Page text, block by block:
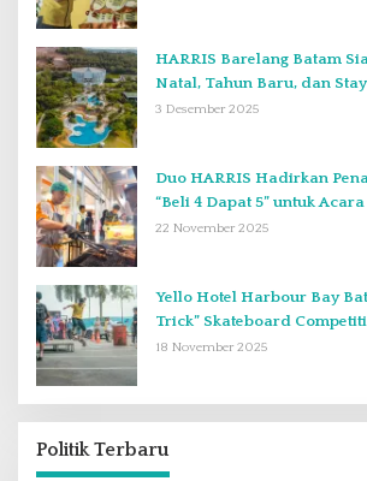
HARRIS Barelang Batam
Natal, Tahun Baru, dan
Terlupakan di Desember
3 Desember 2025
Duo HARRIS Hadirkan
“Beli 4 Dapat 5” untuk
22 November 2025
Yello Hotel Harbour Bay
Trick” Skateboard
Perayaan Anniversary ke-2
18 November 2025
Politik Terbaru